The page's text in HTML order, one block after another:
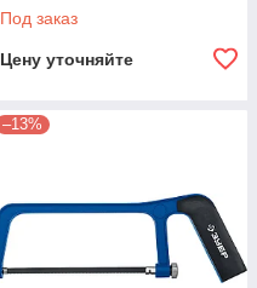
Под заказ
Цену уточняйте
–13%